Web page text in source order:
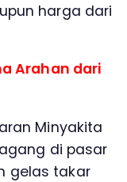
harga dari
Arahan dari
Minyakita
di pasar
gelas takar